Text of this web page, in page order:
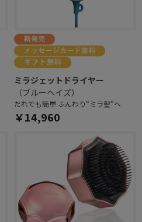
ミラジェットドライヤー
（ブルーヘイズ）
だれでも簡単 ふんわり“ミラ髪”へ
￥14,960